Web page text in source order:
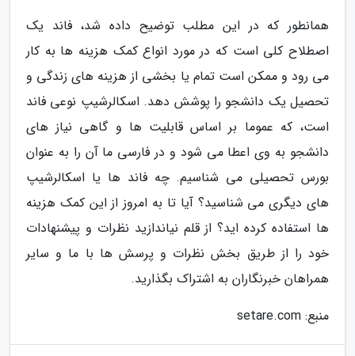
همانطور که در این مطلب توضیح داده شد، فاند یک
اصطلاح کلی است که در مورد انواع کمک هزینه ها به کار
می رود و ممکن است تمام یا بخشی از هزینه های زندگی و
تحصیل یک دانشجو را پوشش دهد. اسکالرشیپ نوعی فاند
است، که عموما بر اساس قابلیت ها و گاهی نیاز های
دانشجو به وی اعطا می شود و در فارسی ما آن را به عنوان
بورس تحصیلی می شناسیم. چه فاند ها یا اسکالرشیپ
های دیگری می شناسید؟ آیا تا به امروز از این کمک هزینه
ها استفاده کرده اید؟ از قلم نیاندازید نظرات و پیشنهادات
خود را از طریق بخش نظرات و پرسش ها با ما و سایر
همراهان خبرنگاران به اشتراک بگذارید.
منبع: setare.com